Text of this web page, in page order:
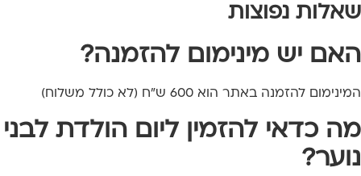
שאלות נפוצות
האם יש מינימום להזמנה?
המינימום להזמנה באתר הוא 600 ש"ח (לא כולל משלוח)
מה כדאי להזמין ליום הולדת לבני
נוער?